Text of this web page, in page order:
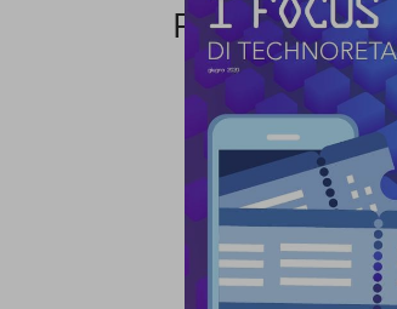
Focus Buoni